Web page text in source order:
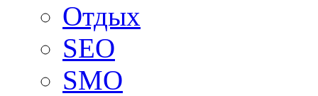
Oтдых
SEO
SMO